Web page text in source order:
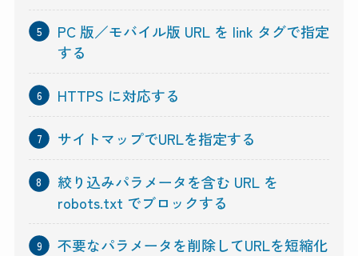
PC 版／モバイル版 URL を link タグで指定
する
HTTPS に対応する
サイトマップでURLを指定する
絞り込みパラメータを含む URL を
robots.txt でブロックする
不要なパラメータを削除してURLを短縮化